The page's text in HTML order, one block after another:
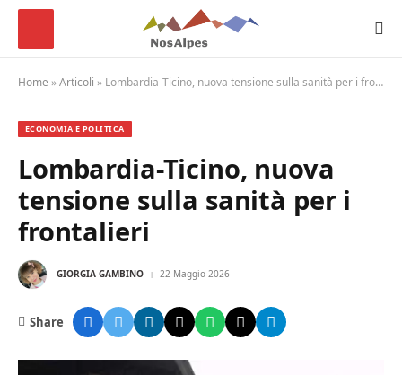
Home »Articoli » Lombardia-Ticino, nuova tensione sulla sanità per i frontalieri
ECONOMIA E POLITICA
Lombardia-Ticino, nuova
tensione sulla sanità per i
frontalieri
GIORGIA GAMBINO 22 Maggio 2026
Share